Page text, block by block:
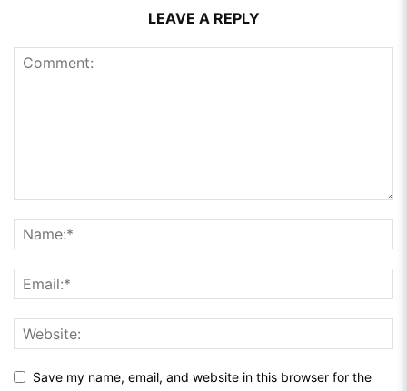
LEAVE A REPLY
Save my name, email, and website in this browser for the